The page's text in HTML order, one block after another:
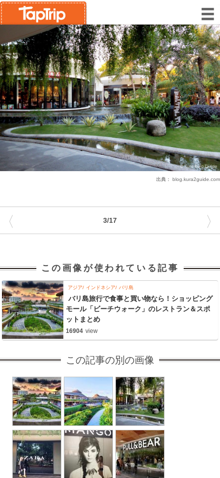
出典： blog.kura2guide.com
3/17
〈 〉
この画像が使われている記事
アジア インドネシア バリ島
バリ島旅行で食事と買い物なら！ショッピング
モール「ビーチウォーク」のレストラン＆スポ
ットまとめ
16904 view
この記事の別の画像